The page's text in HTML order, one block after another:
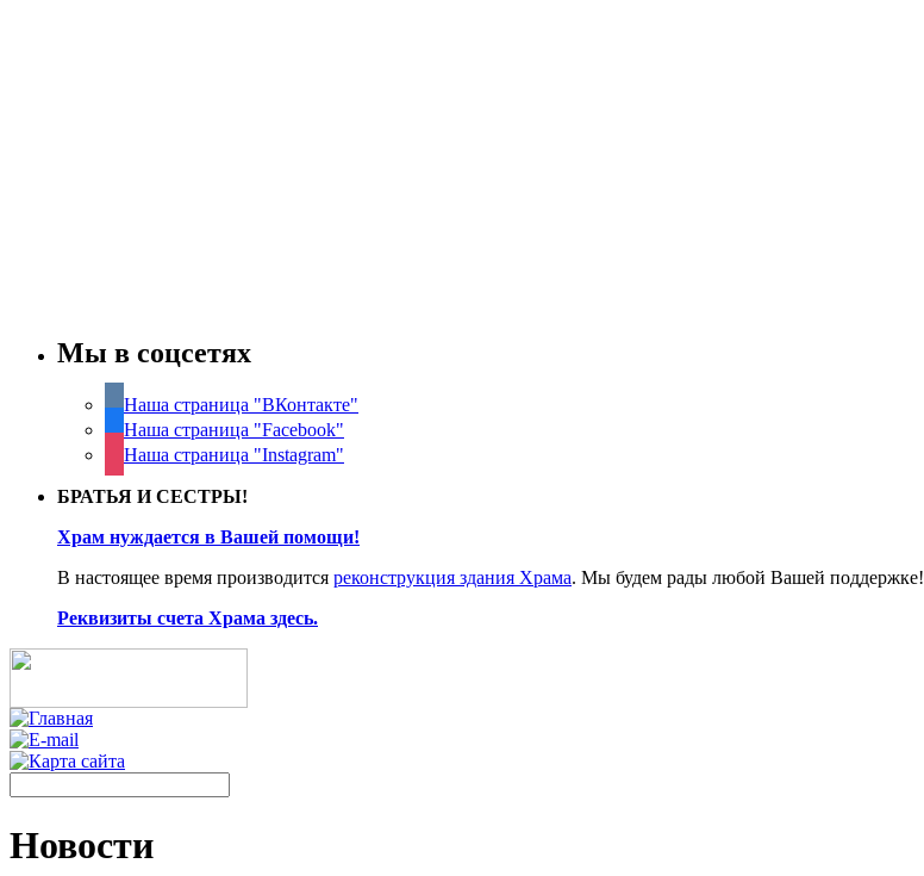
Мы в соцсетях
Наша страница "ВКонтакте"
Наша страница "Facebook"
Наша страница "Instagram"
БРАТЬЯ И СЕСТРЫ!
Храм нуждается в Вашей помощи!
В настоящее время производится реконструкция здания Храма. Мы будем рады любой Вашей поддержке!
Реквизиты счета Храма здесь.
Новости